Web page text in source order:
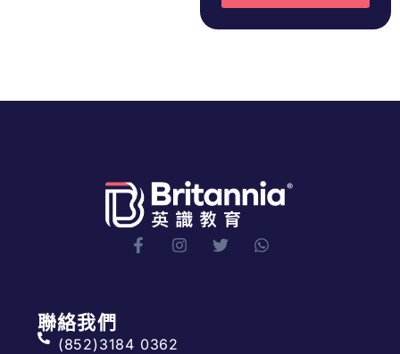
聯絡我們
(852)3184 0362